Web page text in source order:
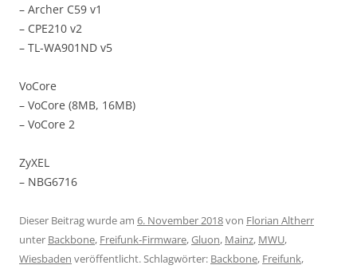
– Archer C59 v1
– CPE210 v2
– TL-WA901ND v5
VoCore
– VoCore (8MB, 16MB)
– VoCore 2
ZyXEL
– NBG6716
Dieser Beitrag wurde am 6. November 2018von Florian Altherr
unter Backbone, Freifunk-Firmware,Gluon, Mainz, MWU,
Wiesbaden veröffentlicht. Schlagwörter: Backbone, Freifunk,